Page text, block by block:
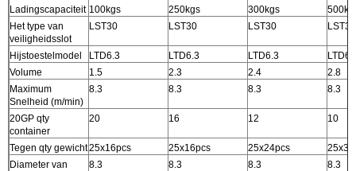
Ladingscapaciteit 100kgs 250kgs 300kgs
Het type van
veiligheidsslot
LST30 LST30 LST30 LST30
Hijstoestelmodel LTD6.3 LTD6.3 LTD6.3
Volume
1.5 2.3 2.4
2.8
Maximum
Snelheid (m/min)
8.3 8.3 8.3 8.3
20GP qty
container
20 16 12 10
Tegen qty gewicht25x16pcs 25x16pcs 25x24pcs
Diameter van
8.3 8.3 8.3 8.3